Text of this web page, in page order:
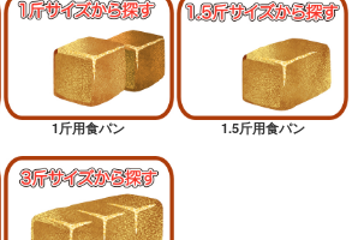
1斤用食パン 1.5斤用食パン